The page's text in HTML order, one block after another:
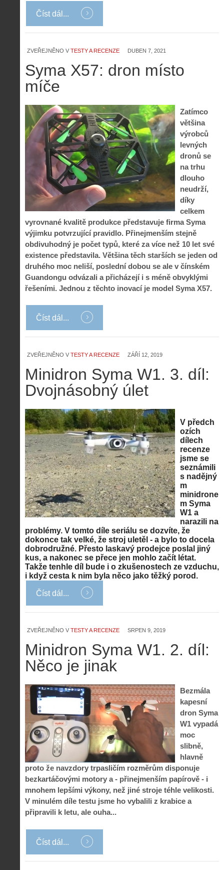
Číst dál...
ZVEŘEJNĚNO V TESTY A RECENZE DUBEN 7, 2021
Syma X57: dron místo
míče
Zatímco
většina
výrobců
levných
dronů se
na trhu
dlouho
neudrží,
díky
celkem
vyrovnané kvalitě produkce představuje firma Syma
výjimku potvrzující pravidlo. Přinejmenším stejně
obdivuhodný je počet typů, které za více než 10 let své
existence představila. Většina těch starších se jeden od
druhého moc neliší, poslední dobou se ale v čínském
Guandongu odvázali a přicházejí i s méně obvyklými
řešeními. Jednou z těchto inovací je model Syma X57.
Číst dál...
ZVEŘEJNĚNO V TESTY A RECENZE ZÁŘÍ 12, 2019
Minidron Syma W1. 3. díl:
Dvojnásobný úlet
V předch
ozích
dílech
recenze
jsme se
seznámili
s nadějný
m
minidrone
m Syma
W1 a
narazili na
problémy. V tomto díle seriálu se dozvíte, že
dokonce tak velké, že stroj uletěl - a bylo to docela
dobrodružné. Přesto laskavý prodejce poslal jiný
kus, a nakonec se přece jen mohlo začít létat.
Takže tenhle díl bude i o zkušenostech ze vzduchu,
i když cesta k nim byla něco jako těžký porod.
Číst dál...
ZVEŘEJNĚNO V TESTY A RECENZE SRPEN 9, 2019
Minidron Syma W1. 2. díl:
Něco je jinak
Bezmála
kapesní
dron Syma
W1 vypadá
moc
slibně,
hlavně
proto že navzdory trpasličím rozměrům disponuje
bezkartáčovými motory a - přinejmenším papírově - i
mnohem lepšími výkony, než jiné stroje téhle velikosti.
V minulém díle testu jsme ho vybalili z krabice a
připravili k letu, ale ouha...
Číst dál...